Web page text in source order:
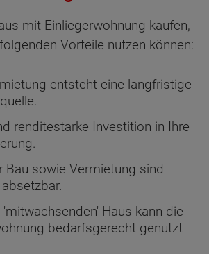
mit Einliegerwohnung kaufen,
Vorteile nutzen können:
entsteht eine langfristige
renditestarke Investition in Ihre
Bau sowie Vermietung sind
'mitwachsenden' Haus kann die
bedarfsgerecht genutzt